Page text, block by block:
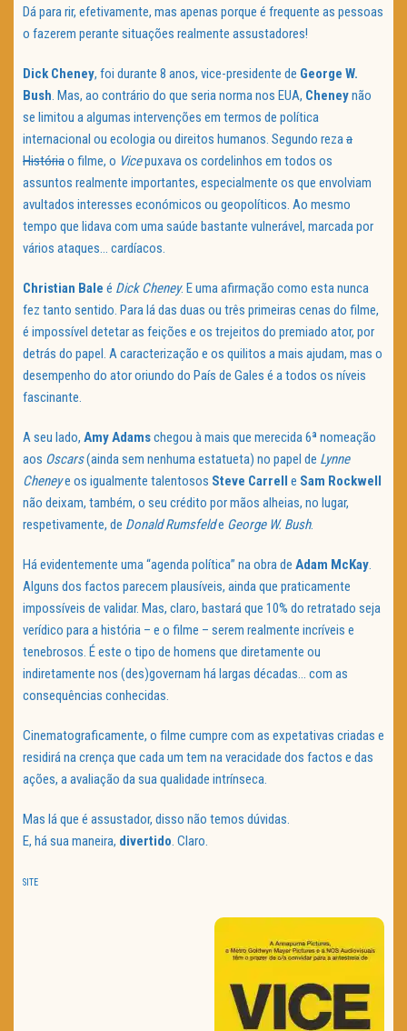
Dá para rir, efetivamente, mas apenas porque é frequente as pessoas
o fazerem perante situações realmente assustadores!
Dick Cheney, foi durante 8 anos, vice-presidente de George W.
Bush. Mas, ao contrário do que seria norma nos EUA, Cheneynão
se limitou a algumas intervenções em termos de política
internacional ou ecologia ou direitos humanos. Segundo rezaa
Históriao filme, o Vicepuxava os cordelinhos em todos os
assuntos realmente importantes, especialmente os que envolviam
avultados interesses económicos ou geopolíticos. Ao mesmo
tempo que lidava com uma saúde bastante vulnerável, marcada por
vários ataques… cardíacos.
Christian Bale é Dick Cheney. E uma afirmação como esta nunca
fez tanto sentido. Para lá das duas ou três primeiras cenas do filme,
é impossível detetar as feições e os trejeitos do premiado ator, por
detrás do papel. A caracterização e os quilitos a mais ajudam, mas o
desempenho do ator oriundo do País de Gales é a todos os níveis
fascinante.
A seu lado, Amy Adamschegou à mais que merecida 6ª nomeação
aos Oscars(ainda sem nenhuma estatueta) no papel de Lynne
Cheneye os igualmente talentosos Steve Carrell e Sam Rockwell
não deixam, também, o seu crédito por mãos alheias, no lugar,
respetivamente, de Donald Rumsfelde George W. Bush.
Há evidentemente uma “agenda política” na obra de Adam McKay.
Alguns dos factos parecem plausíveis, ainda que praticamente
impossíveis de validar. Mas, claro, bastará que 10% do retratado seja
verídico para a história – e o filme – serem realmente incríveis e
tenebrosos. É este o tipo de homens que diretamente ou
indiretamente nos (des)governam há largas décadas… com as
consequências conhecidas.
Cinematograficamente, o filme cumpre com as expetativas criadas e
residirá na crença que cada um tem na veracidade dos factos e das
ações, a avaliação da sua qualidade intrínseca.
Mas lá que é assustador, disso não temos dúvidas.
E, hásuamaneira, divertido. Claro.
SITE